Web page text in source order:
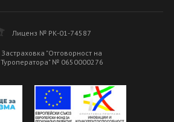
Лиценз № РК-01-74587
Застраховка "Отговорност на
Туроператора" № 0650000276